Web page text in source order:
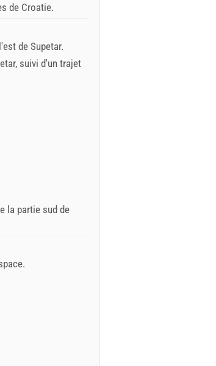
de Croatie.
de Supetar.
suivi d'un trajet
la partie sud de